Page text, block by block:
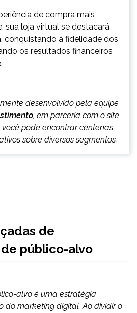
de compra mais
sua loja virtual se destacará
conquistando a fidelidade dos
os resultados financeiros
desenvolvido pela equipe
, em parceria com o site
você pode encontrar centenas
sobre diversos segmentos.
de
público-alvo
alvo é uma estratégia
do marketing digital. Ao dividir o